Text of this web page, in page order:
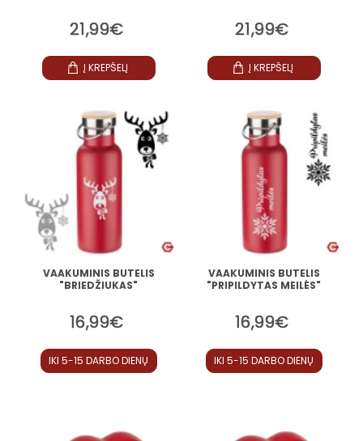
21,99€
Į KREPŠELĮ
21,99€
Į KREPŠELĮ
VAAKUMINIS BUTELIS
"BRIEDŽIUKAS"
16,99€
IKI 5-15 DARBO DIENŲ
VAAKUMINIS BUTELIS
"PRIPILDYTAS MEILĖS"
16,99€
IKI 5-15 DARBO DIENŲ